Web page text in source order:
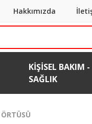
Hakkımızda
KIŞISEL BAKIM -
SAĞLIK